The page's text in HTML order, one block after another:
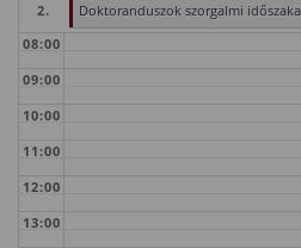
2.
Doktoranduszok szorgalmi időszaka
08:00
09:00
10:00
11:00
12:00
13:00